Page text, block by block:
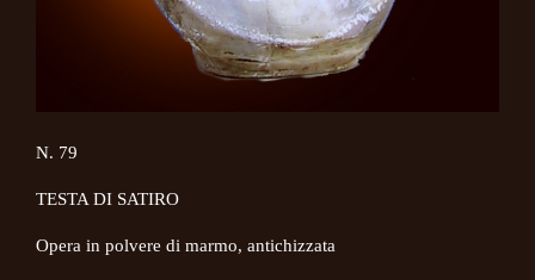
N. 79
TESTA DI SATIRO
Opera in polvere di marmo, antichizzata